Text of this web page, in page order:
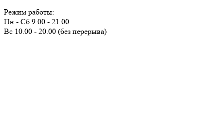
Режим работы:
Пн - Сб 9.00 - 21.00
Вс 10.00 - 20.00 (без перерыва)